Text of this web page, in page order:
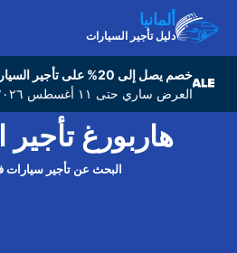
ألمانيا
دليل تأجير السيارات
خصم يصل إلى 20% على تأجير السيارات في جميع أنحاء العالم
العرض ساري حتى ١١ أغسطس ٢٠٢٦ - استفد منه اليوم!
هاربورغ تأجير
البحث عن تأجير سيارات